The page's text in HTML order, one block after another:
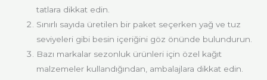
tatlara dikkat edin.
Sınırlı sayıda üretilen bir paket seçerken yağ ve tuz
seviyeleri gibi besin içeriğini göz önünde bulundurun.
Bazı markalar sezonluk ürünleri için özel kağıt
malzemeler kullandığından, ambalajlara dikkat edin.